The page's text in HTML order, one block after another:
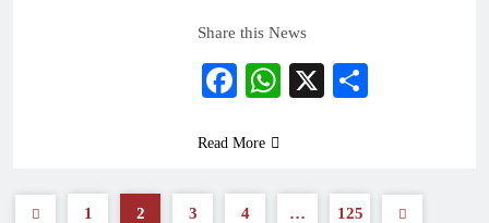
Share this News
Facebook
WhatsApp
X
Read More
1 2 3 4 … 125